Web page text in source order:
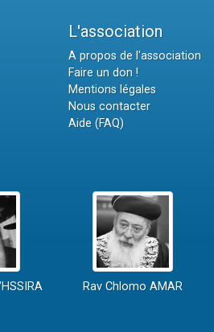
L'association
A propos de l'association
Faire un don !
Mentions légales
Nous contacter
Aide (FAQ)
Rav Chlomo AMAR